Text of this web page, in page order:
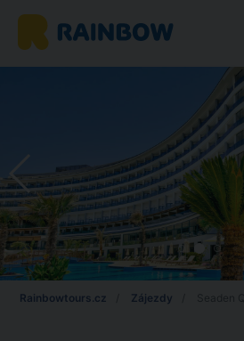
Rainbowtours.cz Zájezdy